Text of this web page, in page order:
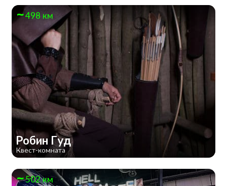
498 км
Робин Гуд
Квест-комната
502 км